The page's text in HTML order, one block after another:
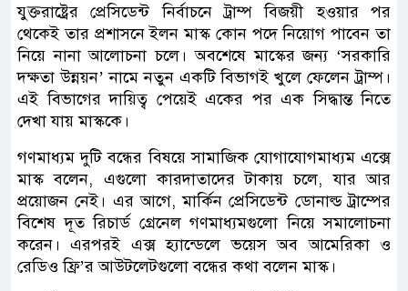
যুক্তরাষ্ট্রের প্রেসিডেন্ট নির্বাচনে ট্রাম্প বিজয়ী হওয়ার পর
থেকেই তার প্রশাসনে ইলন মাস্ক কোন পদে নিয়োগ পাবেন তা
নিয়ে নানা আলোচনা চলে। অবশেষে মাস্কের জন্য ‘সরকারি
দক্ষতা উন্নয়ন’ নামে নতুন একটি বিভাগই খুলে ফেলেন ট্রাম্প।
এই বিভাগের দায়িত্ব পেয়েই একের পর এক সিদ্ধান্ত নিতে
দেখা যায় মাস্ককে।
গণমাধ্যম দুটি বন্ধের বিষয়ে সামাজিক যোগাযোগমাধ্যম এক্সে
মাস্ক বলেন, এগুলো কারদাতাদের টাকায় চলে, যার আর
প্রয়োজন নেই। এর আগে, মার্কিন প্রেসিডেন্ট ডোনাল্ড ট্রাম্পের
বিশেষ দূত রিচার্ড গ্রেনেল গণমাধ্যমগুলো নিয়ে সমালোচনা
করেন। এরপরই এক্স হ্যান্ডেলে ভয়েস অব আমেরিকা ও
রেডিও ফ্রি’র আউটলেটগুলো বন্ধের কথা বলেন মাস্ক।